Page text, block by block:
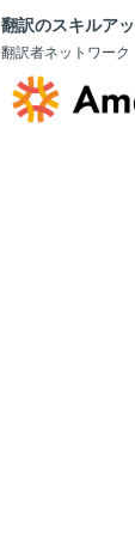
翻訳のスキルア
翻訳者ネットワー